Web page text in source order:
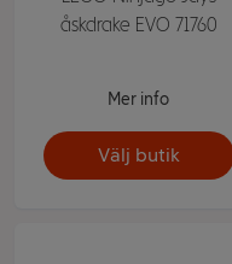
åskdrake EVO 71760
Mer info
Välj butik